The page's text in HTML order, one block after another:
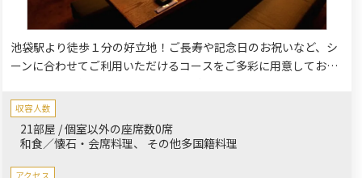
池袋駅より徒歩１分の好立地！ご長寿や記念日のお祝いなど、シ
ーンに合わせてご利用いただけるコースをご多彩に用意しており
ち着いたプライベートな個室空間で周りを気にすることなくごゆ
るりとお過ごしください。
収容人数
21部屋 / 個室以外の座席数0席
和食／懐石・会席料理
その他多国籍料理
アクセス